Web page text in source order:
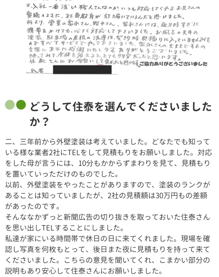
どうして住泰を選んでくださいました
か？
二、三年前から外壁塗装は考えていました。どなたでも知って
いる様な業者2社にTELをして見積もりをお願いしました。対応
をした母が言うには、10分もかからずまわりを見て、見積もり
を置いていっただけのものでした。
以前、外壁塗装をやったことがありますので、塗装のランクが
あることは知っていましたが、2社の見積額は30万円もの差額
があったのです。
そんななかずっと新聞広告の切り抜きを取っておいた住泰さん
を思い出しTELすることにしました。
私達が家にいる時間帯で休日の日に来てくれました。現場を確
認し写真を何枚もとって、後日また夜に見積もりを持って来て
くださいました。こちらの意見を聞いてくれ、こまかい部分の
説明もあり安心して住泰さんにお願いしました。